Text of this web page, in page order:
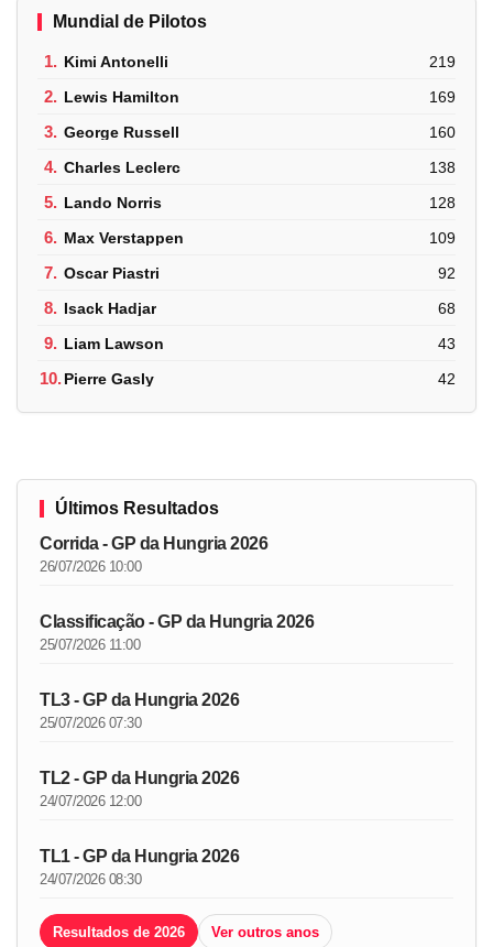
Mundial de Pilotos
1. Kimi Antonelli 219
2. Lewis Hamilton 169
3. George Russell 160
4. Charles Leclerc 138
5. Lando Norris 128
6. Max Verstappen 109
7. Oscar Piastri 92
8. Isack Hadjar 68
9. Liam Lawson 43
10.Pierre Gasly 42
Últimos Resultados
Corrida - GP da Hungria 2026
26/07/2026 10:00
Classificação - GP da Hungria 2026
25/07/2026 11:00
TL3 - GP da Hungria 2026
25/07/2026 07:30
TL2 - GP da Hungria 2026
24/07/2026 12:00
TL1 - GP da Hungria 2026
24/07/2026 08:30
Resultados de 2026 Ver outros anos